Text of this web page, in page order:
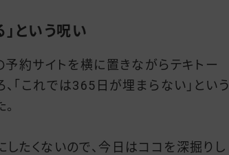
という呪い
予約サイトを横に置きながらテキトー
「これでは365日が埋まらない」という
たくないので、今日はココを深掘りし